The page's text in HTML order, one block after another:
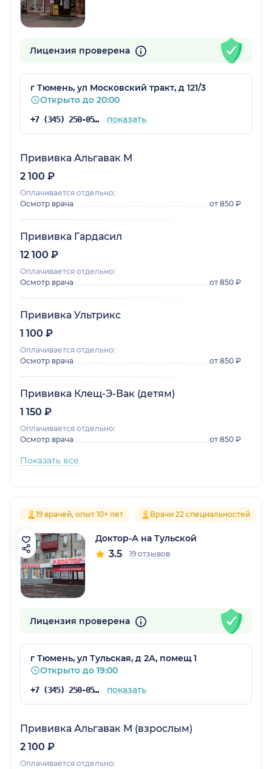
Лицензия проверена
г Тюмень, ул Московский тракт, д 121/3
Открыто до 20:00
+7 (345) 250-05-17 показать
Прививка Альгавак М
2 100 ₽
Оплачивается отдельно:
Осмотр врача
от 850 ₽
Прививка Гардасил
12 100 ₽
Оплачивается отдельно:
Осмотр врача
от 850 ₽
Прививка Ультрикс
1 100 ₽
Оплачивается отдельно:
Осмотр врача
от 850 ₽
Прививка Клещ-Э-Вак (детям)
1 150 ₽
Оплачивается отдельно:
Осмотр врача
от 850 ₽
Показать все
19 врачей, опыт 10+ лет Врачи 22 специальностей
Доктор-А на Тульской
3.5 19 отзывов
Лицензия проверена
г Тюмень, ул Тульская, д 2А, помещ 1
Открыто до 19:00
+7 (345) 250-05-17 показать
Прививка Альгавак М (взрослым)
2 100 ₽
Оплачивается отдельно: